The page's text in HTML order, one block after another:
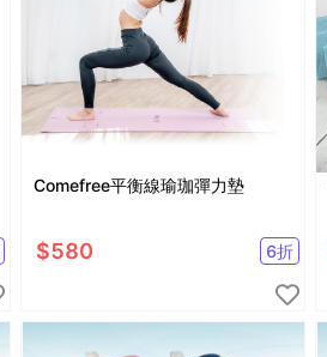
Comefree平衡線瑜珈彈力墊
$580 6折